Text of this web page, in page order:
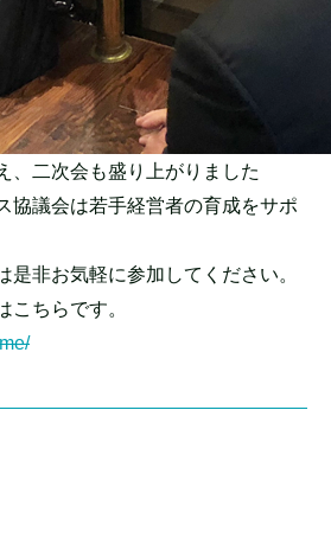
、二次会も盛り上がりました
協議会は若手経営者の育成をサポ
是非お気軽に参加してください。
こちらです。